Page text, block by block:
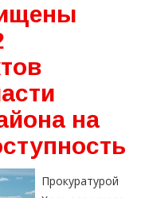
на
Прокуратурой